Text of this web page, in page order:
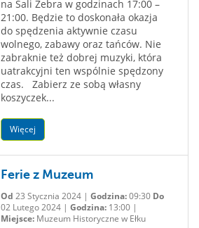
na Sali Zebra w godzinach 17:00 –
21:00. Będzie to doskonała okazja
do spędzenia aktywnie czasu
wolnego, zabawy oraz tańców. Nie
zabraknie też dobrej muzyki, która
uatrakcyjni ten wspólnie spędzony
czas. Zabierz ze sobą własny
koszyczek...
Więcej
Ferie z Muzeum
Od 23 Stycznia 2024 | Godzina:09:30 Do
02 Lutego 2024 | Godzina:13:00 |
Miejsce:Muzeum Historyczne w Ełku